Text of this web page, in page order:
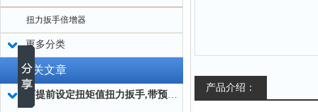
扭力扳手倍增器
更多分类
相关文章
可提前设定扭矩值扭力扳手,带预设锁定扭力扳手防止过拧厂家
产品介绍：